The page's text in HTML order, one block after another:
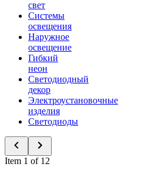
свет
Системы
освещения
Наружное
освещение
Гибкий
неон
Светодиодный
декор
Электроустановочные
изделия
Светодиоды
Item 1 of 12